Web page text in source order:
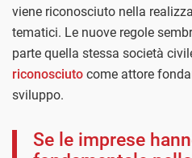
viene riconosciuto nella
tematici. Le nuove regole
parte quella stessa società
riconosciuto come attore
sviluppo.
Se le imprese